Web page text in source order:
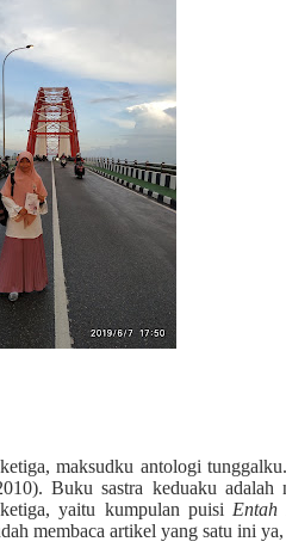
maksudku antologi
Buku sastra keduaku adalah
yaitu kumpulan puisi Entah
membaca artikel yang satu ini